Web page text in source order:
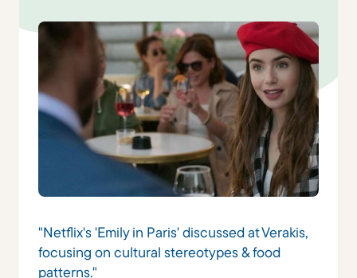
"Netflix's 'Emily in Paris' discussed at Verakis,
focusing on cultural stereotypes & food
patterns."